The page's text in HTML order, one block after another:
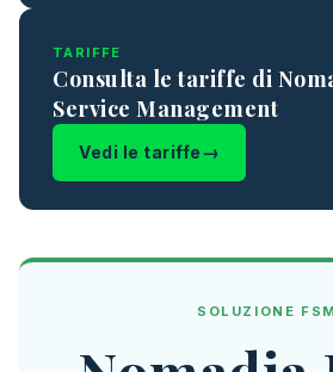
TARIFFE
Consulta le tariffe di
Service Management
Vedi le tariffe
SOLUZIONE FSM